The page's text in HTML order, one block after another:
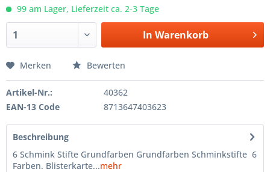
99 am Lager, Lieferzeit ca. 2-3 Tage
In Warenkorb
Merken Bewerten
Artikel-Nr.:
40362
EAN-13 Code
8713647403623
Beschreibung
6 Schmink Stifte Grundfarben Grundfarben Schminkstifte 6
Farben. Blisterkarte...mehr